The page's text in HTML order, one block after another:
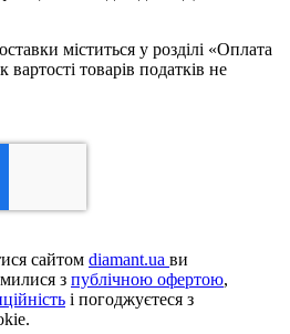
міститься у розділі «Оплата
товарів податків не
сайтом diamant.ua ви
з публічною офертою,
і погоджуєтеся з